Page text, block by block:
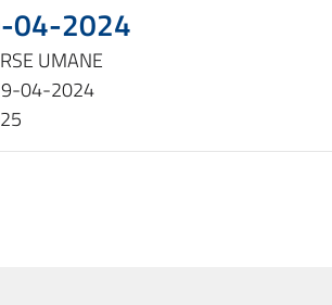
04-2024
UMANE
04-2024